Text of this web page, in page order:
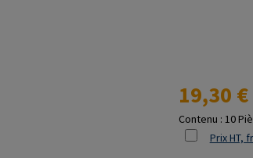
Prix régulier :
19,30 €
Contenu : 10
Prix HT,